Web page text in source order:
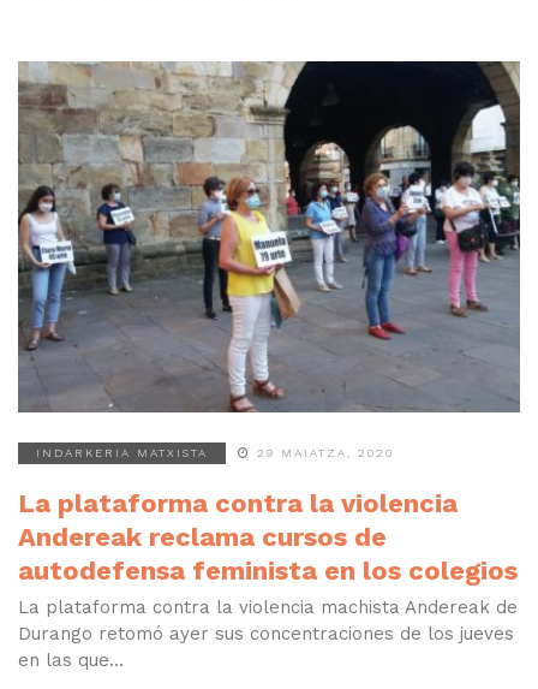
INDARKERIA MATXISTA 29 MAIATZA, 2020
La plataforma contra la violencia
Andereak reclama cursos de
autodefensa feminista en los colegios
La plataforma contra la violencia machista Andereak de
Durango retomó ayer sus concentraciones de los jueves
en las que...